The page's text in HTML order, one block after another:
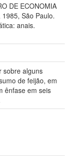
DE ECONOMIA
1985, São Paulo.
anais.
sobre alguns
de feijão, em
ênfase em seis